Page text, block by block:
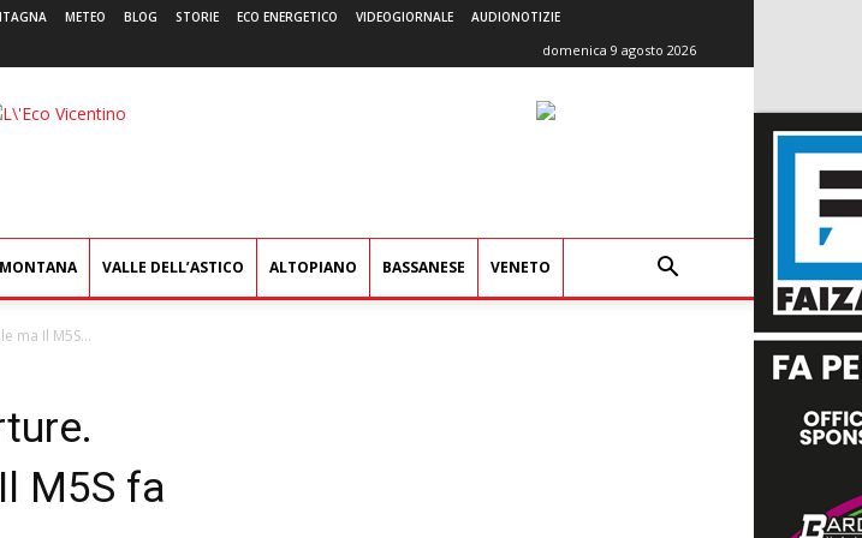
METEO BLOG STORIE ECO ENERGETICO VIDEOGIORNALE AUDIONOTIZIE
domenica 9 agosto 2026
L'Eco
VALLE DELL’ASTICO ALTOPIANO BASSANESE VENETO
ma Il M5S...
M5S fa